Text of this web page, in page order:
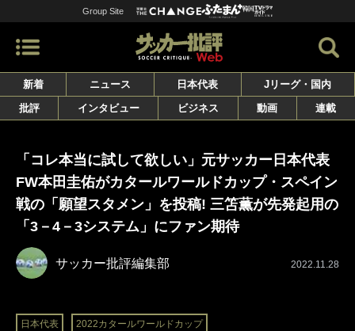
Group Site
新着 ニュース 日本代表
Jリーグ・国内
批評
インタビュー ビジネス 動画 連載
「コレ本当に試して欲しい」元サッカー日本代表
FW本田圭佑がカタールワールドカップ・スペイン
戦の「願望スタメン」を投稿! 三笘薫が先発起用の
「3－4－3システム」にファン期待
サッカー批評編集部 2022.11.28
日本代表 2022カタールワールドカップ